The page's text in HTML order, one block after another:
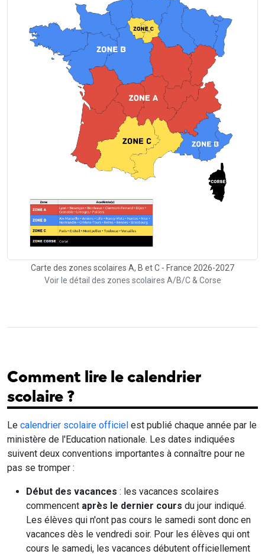
Carte des zones scolaires A, B et C - France 2026-2027
Voir le détail des zones scolaires A/B/C & Corse
Comment lire le calendrier
scolaire ?
Le calendrier scolaire officiel est publié chaque année par le
ministère de l'Education nationale. Les dates indiquées
suivent deux conventions importantes à connaître pour ne
pas se tromper :
Début des vacances : les vacances scolaires
commencent après le dernier cours du jour indiqué.
Les élèves qui n'ont pas cours le samedi sont donc en
vacances dès le vendredi soir. Pour les élèves qui ont
cours le samedi, les vacances débutent officiellement